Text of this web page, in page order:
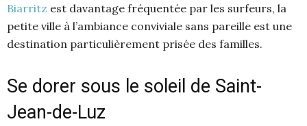
Biarritz est davantage fréquentée par les surfeurs, la
petite ville à l’ambiance conviviale sans pareille est une
destination particulièrement prisée des familles.
Se dorer sous le soleil de Saint-
Jean-de-Luz